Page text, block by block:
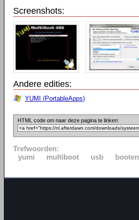
Screenshots:
Andere edities:
YUMI (PortableApps)
HTML code om naar deze pagina te linken:
Trefwoorden:
yumi
multiboot usb booten